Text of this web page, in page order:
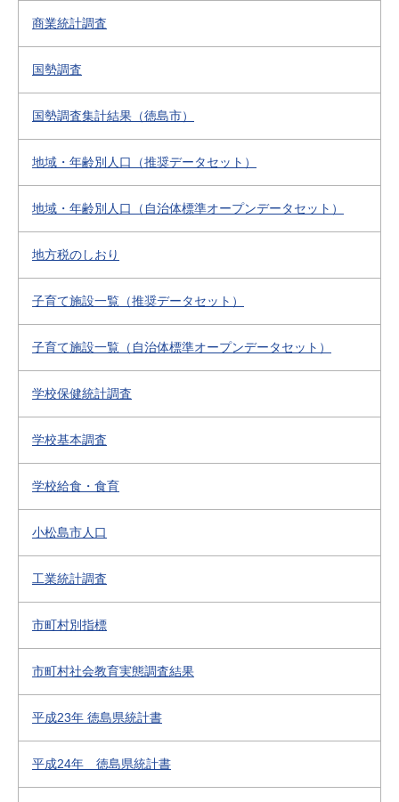
商業統計調査
国勢調査
国勢調査集計結果（徳島市）
地域・年齢別人口（推奨データセット）
地域・年齢別人口（自治体標準オープンデータセット）
地方税のしおり
子育て施設一覧（推奨データセット）
子育て施設一覧（自治体標準オープンデータセット）
学校保健統計調査
学校基本調査
学校給食・食育
小松島市人口
工業統計調査
市町村別指標
市町村社会教育実態調査結果
平成23年 徳島県統計書
平成24年 徳島県統計書